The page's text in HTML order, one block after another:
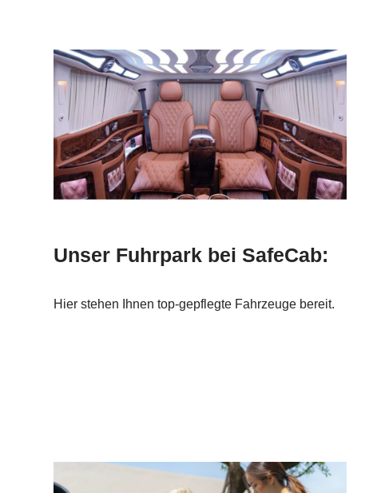
Unser Fuhrpark bei SafeCab:
Hier stehen Ihnen top-gepflegte Fahrzeuge bereit.